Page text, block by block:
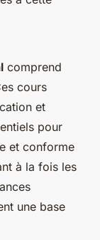
comprend
cours
et
pour
et conforme
à la fois les
une base